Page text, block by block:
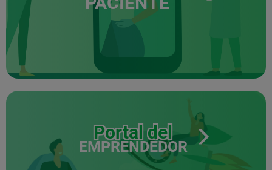
Portal del
EMPRENDEDOR